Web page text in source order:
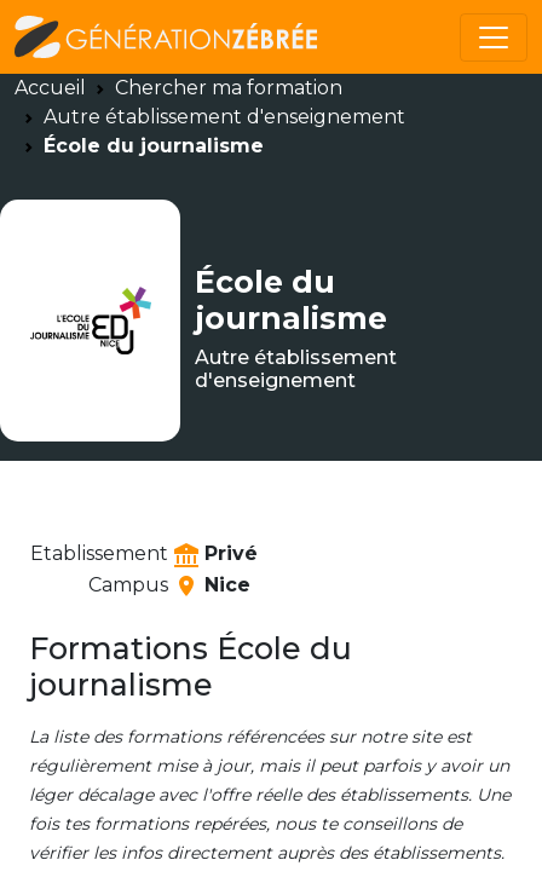
Accueil
Chercher ma formation
Autre établissement d'enseignement
École du journalisme
École du
journalisme
Autre établissement
d'enseignement
Etablissement
Privé
Campus
Nice
Formations École du
journalisme
La liste des formations référencées sur notre site est
régulièrement mise à jour, mais il peut parfois y avoir un
léger décalage avec l'offre réelle des établissements. Une
fois tes formations repérées, nous te conseillons de
vérifier les infos directement auprès des établissements.